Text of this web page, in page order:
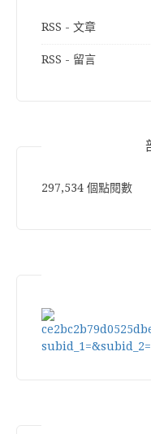
RSS - 文章
RSS - 留言
297,534 個點閱數